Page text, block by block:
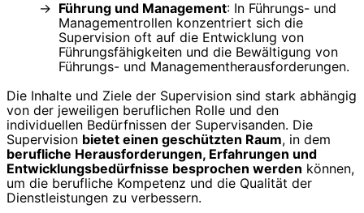
Führung und Management: In Führungs- und
Managementrollen konzentriert sich die
Supervision oft auf die Entwicklung von
Führungsfähigkeiten und die Bewältigung von
Führungs- und Managementherausforderungen.
Die Inhalte und Ziele der Supervision sind stark abhängig
von der jeweiligen beruflichen Rolle und den
individuellen Bedürfnissen der Supervisanden. Die
Supervision bietet einen geschützten Raum, in dem
berufliche Herausforderungen, Erfahrungen und
Entwicklungsbedürfnisse besprochen werden können,
um die berufliche Kompetenz und die Qualität der
Dienstleistungen zu verbessern.